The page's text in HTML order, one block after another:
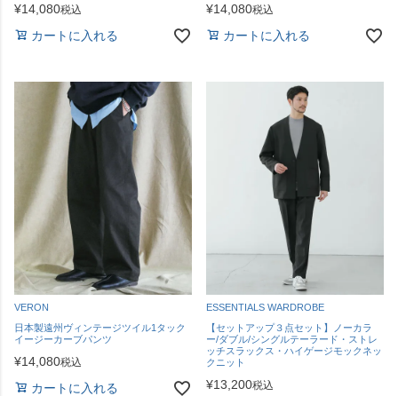
¥14,080税込
カートに入れる
¥14,080税込
カートに入れる
VERON
日本製遠州ヴィンテージツイル1タック
イージーカーブパンツ
¥14,080税込
カートに入れる
ESSENTIALS WARDROBE
【セットアップ３点セット】ノーカラ
ー/ダブル/シングルテーラード・ストレ
ッチスラックス・ハイゲージモックネッ
クニット
¥13,200税込